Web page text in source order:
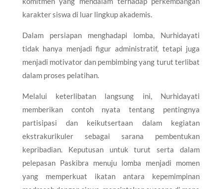
karakter siswa di luar lingkup akademis.
Dalam persiapan menghadapi lomba, Nurhidayati
tidak hanya menjadi figur administratif, tetapi juga
menjadi motivator dan pembimbing yang turut terlibat
dalam proses pelatihan.
Melalui keterlibatan langsung ini, Nurhidayati
memberikan contoh nyata tentang pentingnya
partisipasi dan keikutsertaan dalam kegiatan
ekstrakurikuler sebagai sarana pembentukan
kepribadian. Keputusan untuk turut serta dalam
pelepasan Paskibra menuju lomba menjadi momen
yang memperkuat ikatan antara kepemimpinan